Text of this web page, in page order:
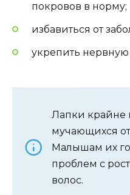
покровов в норму;
избавиться от
укрепить нервную
Лапки крайне
мучающихся от
Малышам их
проблем с
волос.